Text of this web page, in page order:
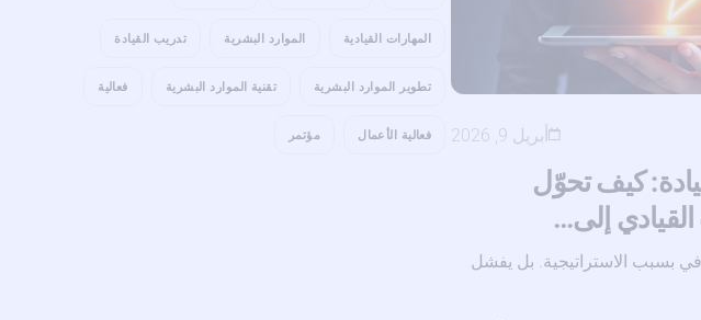
أبريل 9, 2026
كيف تحوّل
القيادي إلى…
بسبب الاستراتيجية. بل يفشل
المهارات القيادية الموارد البشرية تدريب القيادة
تطوير الموارد البشرية تقنية الموارد البشرية فعالية
فعالية الأعمال مؤتمر